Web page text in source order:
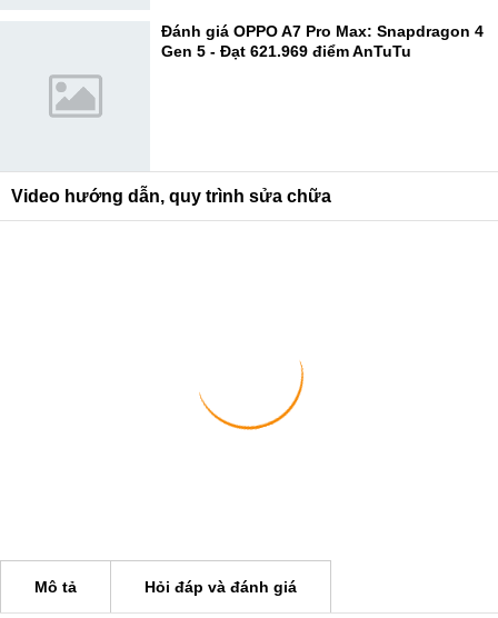
Đánh giá OPPO A7 Pro Max: Snapdragon 4
Gen 5 - Đạt 621.969 điểm AnTuTu
Video hướng dẫn, quy trình sửa chữa
Mô tả Hỏi đáp và đánh giá